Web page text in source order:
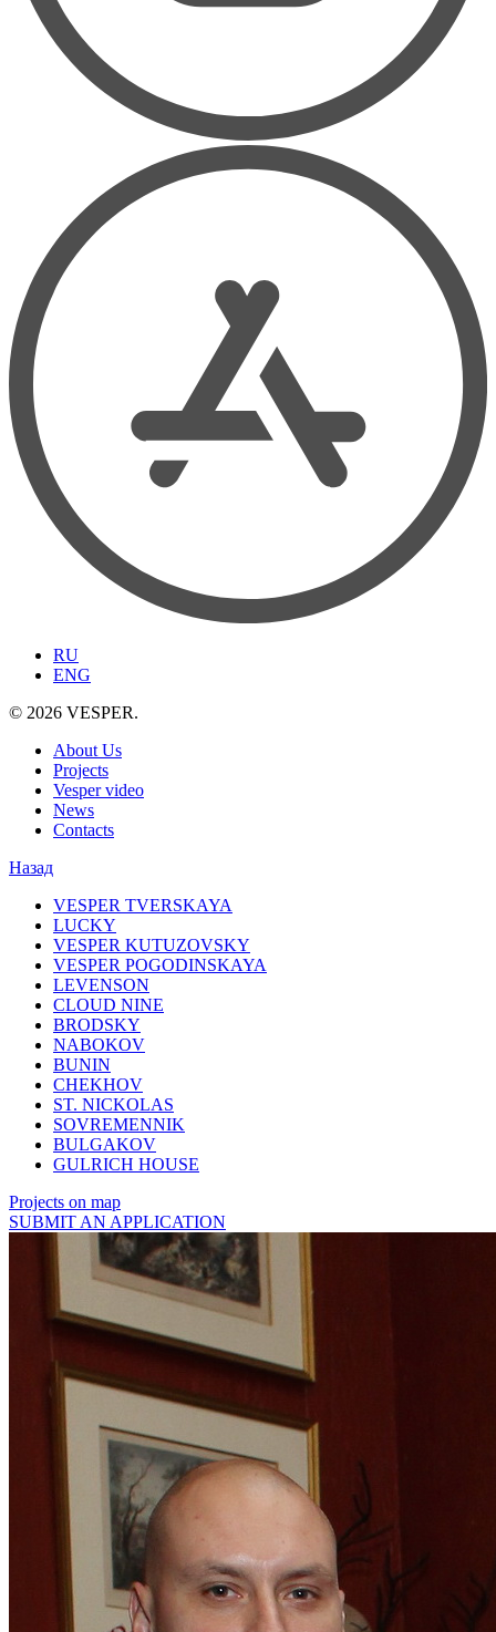
RU
ENG
© 2026 VESPER.
About Us
Projects
Vesper video
News
Contacts
Назад
VESPER TVERSKAYA
LUCKY
VESPER KUTUZOVSKY
VESPER POGODINSKAYA
LEVENSON
CLOUD NINE
BRODSKY
NABOKOV
BUNIN
CHEKHOV
ST. NICKOLAS
SOVREMENNIK
BULGAKOV
GULRICH HOUSE
Projects on map
SUBMIT AN APPLICATION